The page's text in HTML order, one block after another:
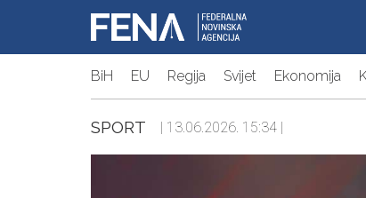
BiH EU Regija Svijet Ekonomija
SPORT | 13.06.2026. 15:34 |